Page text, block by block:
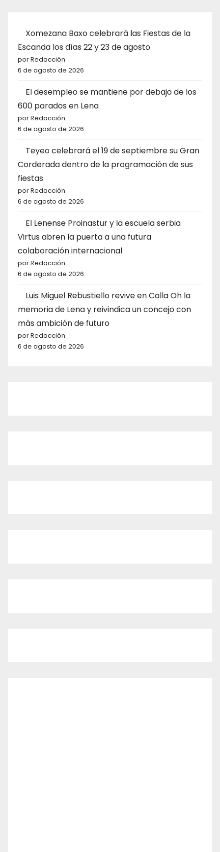
Xomezana Baxo celebrará las Fiestas de la
Escanda los días 22 y 23 de agosto
por Redacción
6 de agosto de 2026
El desempleo se mantiene por debajo de los
600 parados en Lena
por Redacción
6 de agosto de 2026
Teyeo celebrará el 19 de septiembre su Gran
Corderada dentro de la programación de sus
fiestas
por Redacción
6 de agosto de 2026
El Lenense Proinastur y la escuela serbia
Virtus abren la puerta a una futura
colaboración internacional
por Redacción
6 de agosto de 2026
Luis Miguel Rebustiello revive en Calla Oh la
memoria de Lena y reivindica un concejo con
más ambición de futuro
por Redacción
6 de agosto de 2026